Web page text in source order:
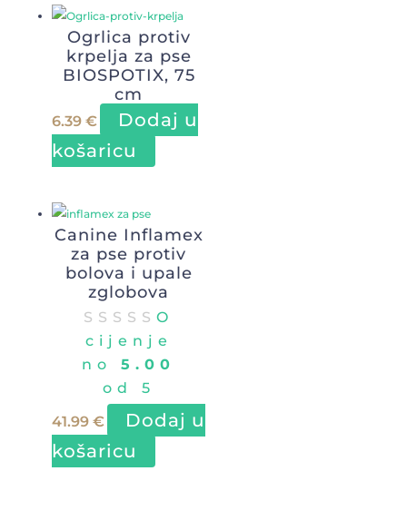
33.02 €
više
varijanti.
Opcije
se
mogu
odabrati
na
Ogrlica protiv
krpelja za pse
BIOSPOTIX, 75
cm
6.39 €
Dodaj u
košaricu
Canine Inflamex
za pse protiv
bolova i upale
zglobova
O
cijenje
no5.00
od 5
41.99 €
Dodaj u
košaricu